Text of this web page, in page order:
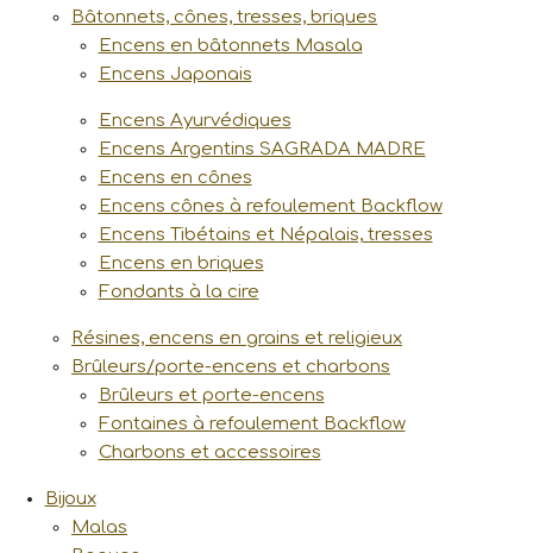
Bâtonnets, cônes, tresses, briques
Encens en bâtonnets Masala
Encens Japonais
Encens Ayurvédiques
Encens Argentins SAGRADA MADRE
Encens en cônes
Encens cônes à refoulement Backflow
Encens Tibétains et Népalais, tresses
Encens en briques
Fondants à la cire
Résines, encens en grains et religieux
Brûleurs/porte-encens et charbons
Brûleurs et porte-encens
Fontaines à refoulement Backflow
Charbons et accessoires
Bijoux
Malas